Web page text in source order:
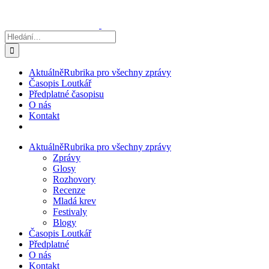
obsah
Hledat:
AktuálněRubrika pro všechny zprávy
Časopis Loutkář
Předplatné časopisu
O nás
Kontakt
AktuálněRubrika pro všechny zprávy
Zprávy
Glosy
Rozhovory
Recenze
Mladá krev
Festivaly
Blogy
Časopis Loutkář
Předplatné
O nás
Kontakt